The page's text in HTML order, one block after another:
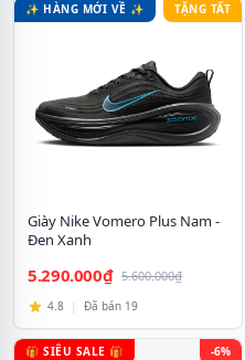
✨ HÀNG MỚI VỀ ✨
TẶNG TẤT
Giày Nike Vomero Plus Nam -
Đen Xanh
5.290.000₫ 5.600.000₫
4.8 | Đã bán 19
🎁 SIÊU SALE 🎁
-6%